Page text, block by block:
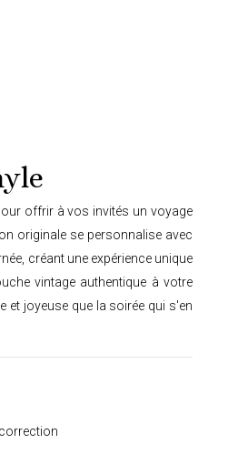
offrir à vos invités un voyage
originale se personnalise avec
créant une expérience unique
vintage authentique à votre
et joyeuse que la soirée qui s'en